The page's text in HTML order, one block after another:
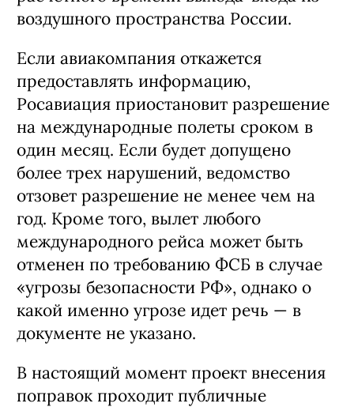
воздушного пространства России.
Если авиакомпания откажется
предоставлять информацию,
Росавиация приостановит разрешение
на международные полеты сроком в
один месяц. Если будет допущено
более трех нарушений, ведомство
отзовет разрешение не менее чем на
год. Кроме того, вылет любого
международного рейса может быть
отменен по требованию ФСБ в случае
«угрозы безопасности РФ», однако о
какой именно угрозе идет речь — в
документе не указано.
В настоящий момент проект внесения
поправок проходит публичные